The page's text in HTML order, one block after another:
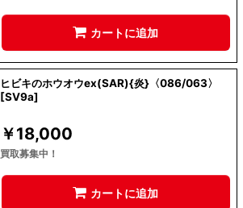
カートに追加
ヒビキのホウオウex(SAR){炎}〈086/063〉
[SV9a]
￥18,000
買取募集中！
カートに追加